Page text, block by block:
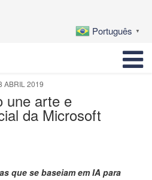
Português ▼
ABRIL 2019
une arte e
da Microsoft
que se baseiam em IA para